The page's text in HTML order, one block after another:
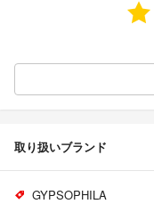
取り扱いブランド
GYPSOPHILA